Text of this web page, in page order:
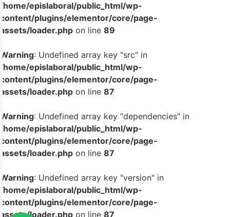
/home/epislaboral/public_html/wp-
content/plugins/elementor/core/page-
assets/loader.php on line 89
Warning: Undefined array key "src" in
/home/epislaboral/public_html/wp-
content/plugins/elementor/core/page-
assets/loader.php on line 87
Warning: Undefined array key "dependencies" in
/home/epislaboral/public_html/wp-
content/plugins/elementor/core/page-
assets/loader.php on line 87
Warning: Undefined array key "version" in
/home/epislaboral/public_html/wp-
content/plugins/elementor/core/page-
assets/loader.php on line 87